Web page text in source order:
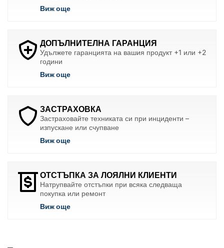
Виж още
ДОПЪЛНИТЕЛНА ГАРАНЦИЯ
Удължете гаранцията на вашия продукт +1 или +2
години
Виж още
ЗАСТРАХОВКА
Застраховайте техниката си при инциденти –
изпускане или счупване
Виж още
ОТСТЪПКА ЗА ЛОЯЛНИ КЛИЕНТИ
Натрупвайте отстъпки при всяка следваща
покупка или ремонт
Виж още